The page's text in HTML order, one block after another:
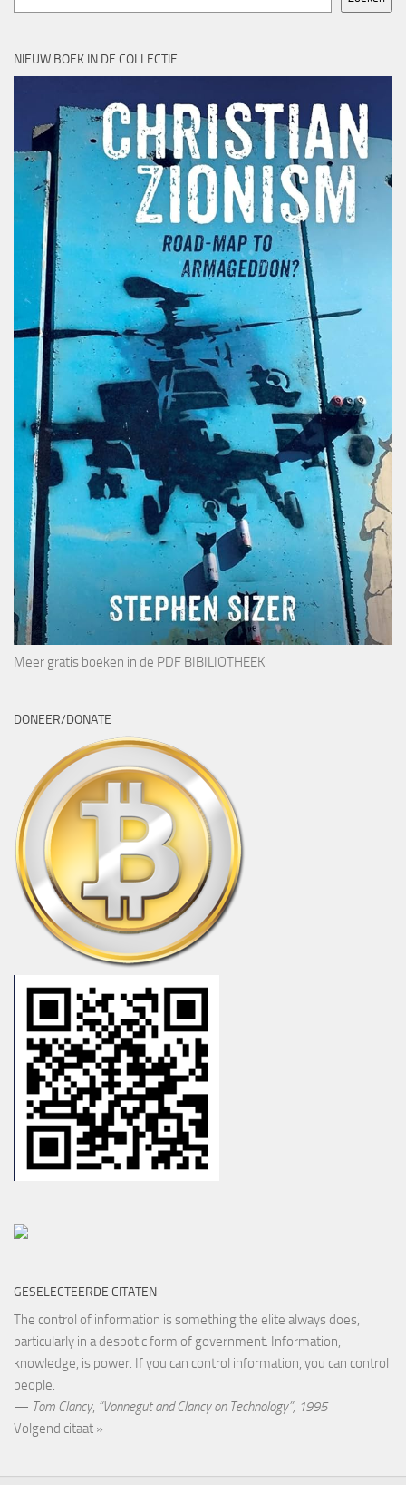
NIEUW BOEK IN DE COLLECTIE
Meer gratis boeken in de PDF BIBILIOTHEEK
DONEER/DONATE
GESELECTEERDE CITATEN
The control of information is something the elite always does,
particularly in a despotic form of government. Information,
knowledge, is power. If you can control information, you can control
people.
— Tom Clancy, “Vonnegut and Clancy on Technology”, 1995
Volgend citaat »